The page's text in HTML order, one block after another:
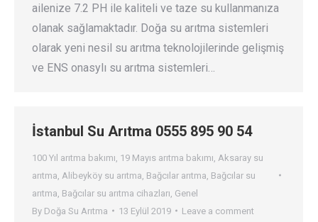
ailenize 7.2 PH ile kaliteli ve taze su kullanmanıza
olanak sağlamaktadır. Doğa su arıtma sistemleri
olarak yeni nesil su arıtma teknolojilerinde gelişmiş
ve ENS onasylı su arıtma sistemleri…
İstanbul Su Arıtma 0555 895 90 54
100 Yıl arıtma bakımı 19 Mayıs arıtma bakımı Aksaray su
arıtma Alibeyköy su arıtma Bağcılar arıtma Bağcılar su
arıtma Bağcılar su arıtma cihazları Genel
By Doğa Su Arıtma 13 Eylül 2019 Leave a comment